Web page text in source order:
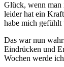
Glück, wenn man
leider hat ein
habe mich gefühlt
Das war nun
Eindrücken und
Wochen werde